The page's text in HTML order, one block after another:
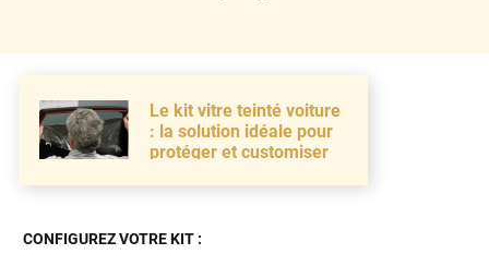
Le kit vitre teinté voiture
: la solution idéale pour
protéger et customiser
CONFIGUREZ VOTRE KIT :